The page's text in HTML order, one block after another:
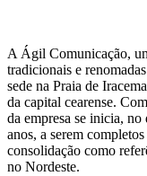
A Ágil Comunicação,
tradicionais e
sede na Praia de
da capital cearense.
da empresa se inicia,
anos, a serem
consolidação como
no Nordeste.